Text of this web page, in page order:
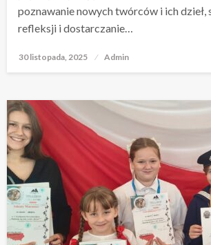
poznawanie nowych twórców i ich dzieł,
refleksji i dostarczanie…
Opublikowane
30 listopada, 2025 Admin